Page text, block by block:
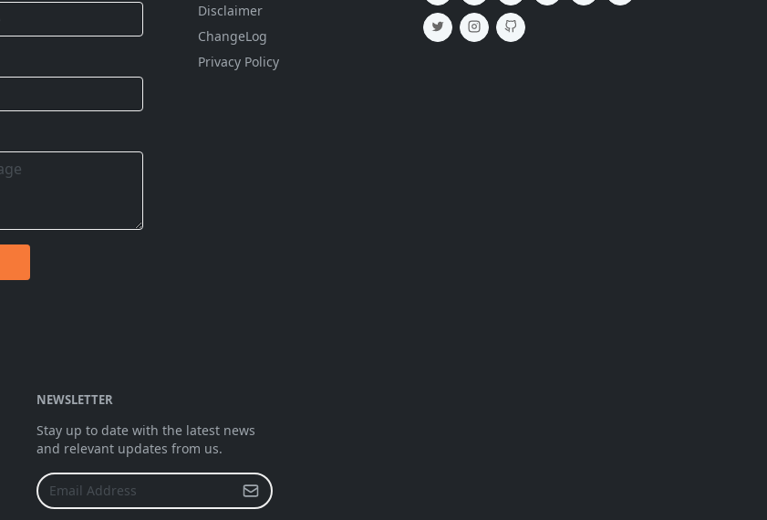
Disclaimer
ChangeLog
Privacy Policy
NEWSLETTER
Stay up to date with the latest news
and relevant updates from us.